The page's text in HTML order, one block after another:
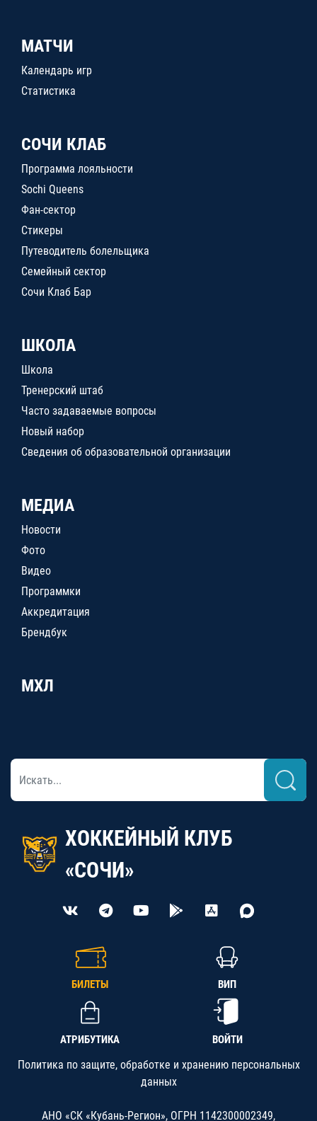
МАТЧИ
Календарь игр
Статистика
СОЧИ КЛАБ
Программа лояльности
Sochi Queens
Фан-сектор
Стикеры
Путеводитель болельщика
Семейный сектор
Сочи Клаб Бар
ШКОЛА
Школа
Тренерский штаб
Часто задаваемые вопросы
Новый набор
Сведения об образовательной организации
МЕДИА
Новости
Фото
Видео
Программки
Аккредитация
Брендбук
МХЛ
ХОККЕЙНЫЙ КЛУБ
«СОЧИ»
БИЛЕТЫ ВИП
АТРИБУТИКА ВОЙТИ
Политика по защите, обработке и хранению персональных
данных
АНО «СК «Кубань-Регион», ОГРН 1142300002349,